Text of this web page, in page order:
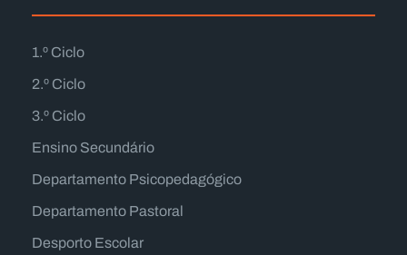
1.º Ciclo
2.º Ciclo
3.º Ciclo
Ensino Secundário
Departamento Psicopedagógico
Departamento Pastoral
Desporto Escolar